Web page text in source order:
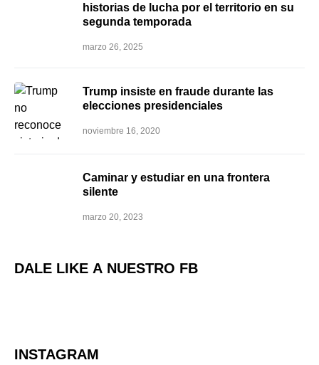
historias de lucha por el territorio en su
segunda temporada
marzo 26, 2025
Trump insiste en fraude durante las
elecciones presidenciales
noviembre 16, 2020
Caminar y estudiar en una frontera
silente
marzo 20, 2023
DALE LIKE A NUESTRO FB
INSTAGRAM